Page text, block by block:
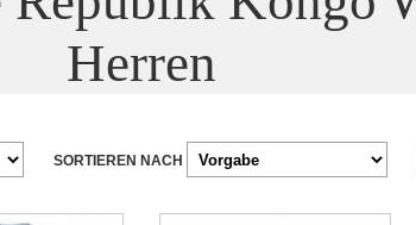
Herren
SORTIEREN NACH